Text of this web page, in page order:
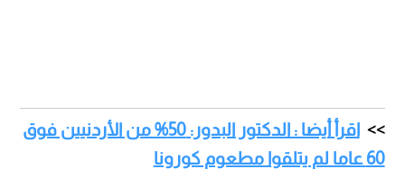
اقرأ أيضا : الدكتور البدور: 50% من الأردنيين فوق
60 عاما لم يتلقوا مطعوم كورونا